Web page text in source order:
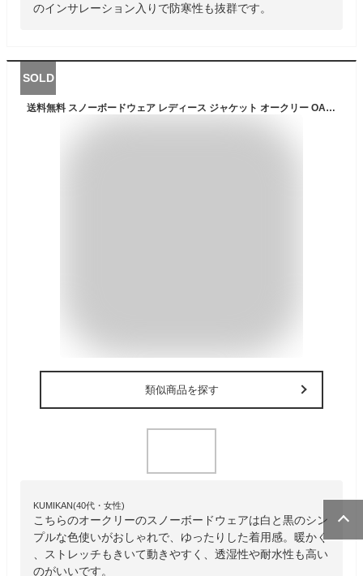
のインサレーション入りで防寒性も抜群です。
SOLD
送料無料 スノーボードウェア レディース ジャケット オークリー OAKLEY スノーボード スキー スノボ スノー ウエア FOA500470 9WI 2024-2025冬 20％off
類似商品を探す
KUMIKAN(40代・女性)
こちらのオークリーのスノーボードウェアは白と黒のシン
プルな色使いがおしゃれで、ゆったりした着用感。暖かく
、ストレッチもきいて動きやすく、透湿性や耐水性も高い
のがいいです。